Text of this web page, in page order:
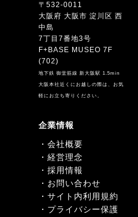
〒532-0011
大阪府 大阪市 淀川区 西
中島
7丁目7番地3号
F+BASE MUSEO 7F
(702)
地下鉄 御堂筋線 新大阪駅 1.5min
大阪本社近くにお越しの際は、お気
軽にお立ち寄りください。
企業情報
・会社概要
・経営理念
・採用情報
・お問い合わせ
・サイト内利用規約
・プライバシー保護